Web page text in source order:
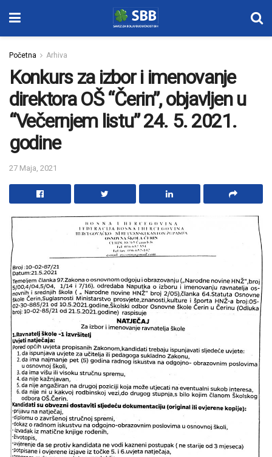
Početna Arhiva
Konkurs za izbor i imenovanje
direktora OŠ “Čerin”, objavljen u
“Večernjem listu” 24. 5. 2021.
godine
27 Maja, 2021